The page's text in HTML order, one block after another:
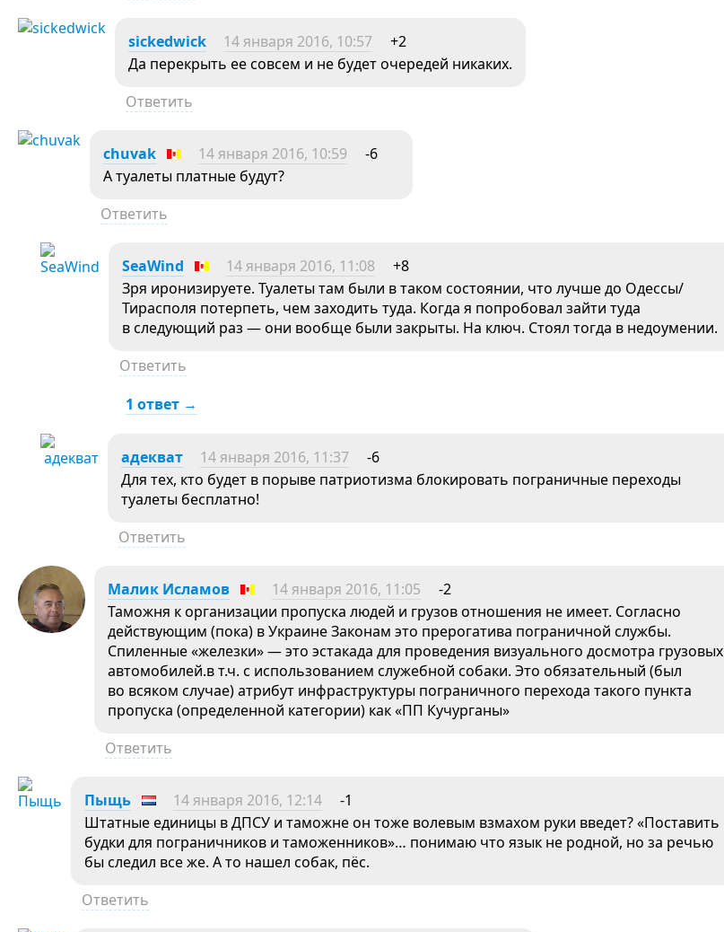
sickedwick 14 января 2016, 10:57
+2
Да перекрыть ее совсем и не будет очередей никаких.
Ответить
chuvak 14 января 2016, 10:59
-6
А туалеты платные будут?
Ответить
SeaWind 14 января 2016, 11:08
+8
Зря иронизируете. Туалеты там были в таком состоянии, что лучше до Одессы/
Тирасполя потерпеть, чем заходить туда. Когда я попробовал зайти туда
в следующий раз — они вообще были закрыты. На ключ. Стоял тогда в недоумении.
Ответить
1 ответ →
адекват 14 января 2016, 11:37
-6
Для тех, кто будет в порыве патриотизма блокировать пограничные переходы
туалеты бесплатно!
Ответить
Малик Исламов 14 января 2016, 11:05
-2
Таможня к организации пропуска людей и грузов отношения не имеет. Согласно
действующим (пока) в Украине Законам это прерогатива пограничной службы.
Спиленные «железки» — это эстакада для проведения визуального досмотра грузовых
автомобилей.в т.ч. с использованием служебной собаки. Это обязательный (был
во всяком случае) атрибут инфраструктуры пограничного перехода такого пункта
пропуска (определенной категории) как «ПП Кучурганы»
Ответить
Пыщь 14 января 2016, 12:14
-1
Штатные единицы в ДПСУ и таможне он тоже волевым взмахом руки введет? «Поставить
будки для пограничников и таможенников»… понимаю что язык не родной, но за речью
бы следил все же. А то нашел собак, пёс.
Ответить